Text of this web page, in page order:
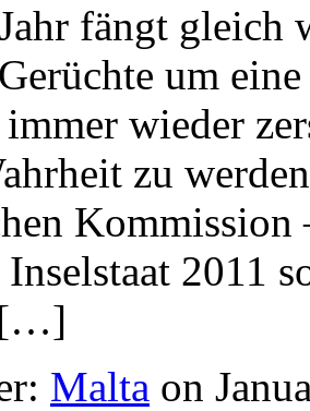
fängt gleich
um
wieder
zu
Kommission
Inselstaat 2011
[…]
Malta on